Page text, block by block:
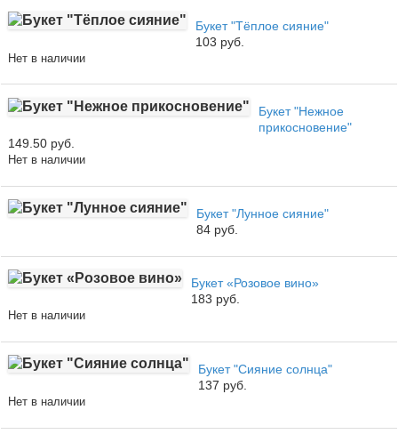
Букет "Тёплое сияние"
103 руб.
Нет в наличии
Букет "Нежное
прикосновение"
149.50 руб.
Нет в наличии
Букет "Лунное сияние"
84 руб.
Букет «Розовое вино»
183 руб.
Нет в наличии
Букет "Сияние солнца"
137 руб.
Нет в наличии